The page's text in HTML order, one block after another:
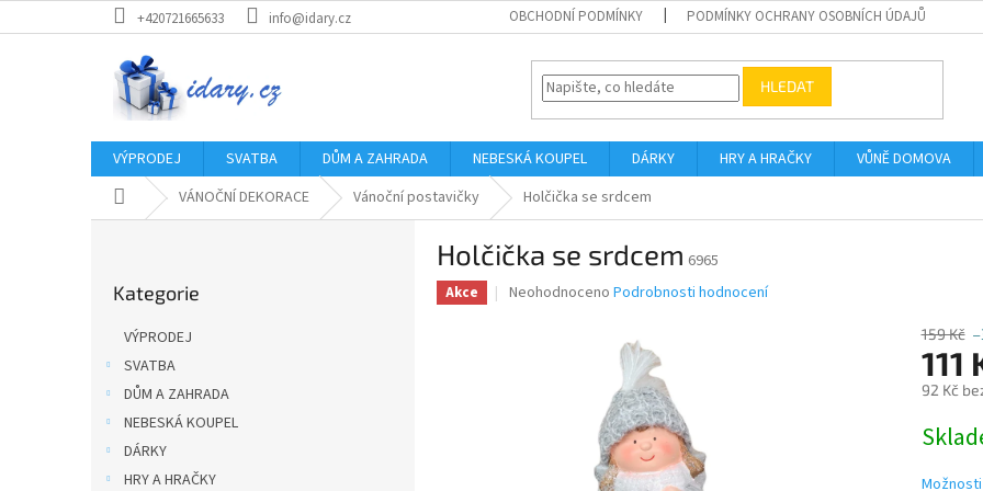
na
+420721665633 info@idary.cz OBCHODNÍ PODMÍNKY PODMÍNKY OCHRANY OSOBNÍCH ÚDAJŮ
HLEDAT
VÝPRODEJ SVATBA DŮM A ZAHRADA NEBESKÁ KOUPEL DÁRKY HRY A HRAČKY VŮNĚ DOMOVA
Domů VÁNOČNÍ DEKORACE Vánoční postavičky Holčička se srdcem
kategorie
Kategorie
VÝPRODEJ
SVATBA
DŮM A ZAHRADA
NEBESKÁ KOUPEL
DÁRKY
HRY A HRAČKY
Holčička se srdcem 6965
Akce
Průměrné
Neohodnoceno Podrobnosti hodnocení
159 Kč
111
92 Kč
cena: